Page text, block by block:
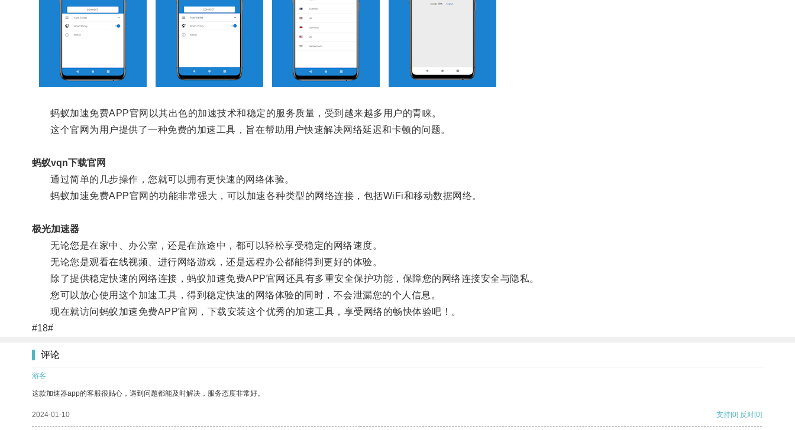
蚂蚁加速免费APP官网以其出色的加速技术和稳定的服务质量，受到越来越多用户的青睐。
这个官网为用户提供了一种免费的加速工具，旨在帮助用户快速解决网络延迟和卡顿的问题。
蚂蚁vqn下载官网
通过简单的几步操作，您就可以拥有更快速的网络体验。
蚂蚁加速免费APP官网的功能非常强大，可以加速各种类型的网络连接，包括WiFi和移动数据网络。
极光加速器
无论您是在家中、办公室，还是在旅途中，都可以轻松享受稳定的网络速度。
无论您是观看在线视频、进行网络游戏，还是远程办公都能得到更好的体验。
除了提供稳定快速的网络连接，蚂蚁加速免费APP官网还具有多重安全保护功能，保障您的网络连接安全与隐私。
您可以放心使用这个加速工具，得到稳定快速的网络体验的同时，不会泄漏您的个人信息。
现在就访问蚂蚁加速免费APP官网，下载安装这个优秀的加速工具，享受网络的畅快体验吧！。
#18#
评论
游客
这款加速器app的客服很贴心，遇到问题都能及时解决，服务态度非常好。
2024-01-10 支持[0] 反对[0]